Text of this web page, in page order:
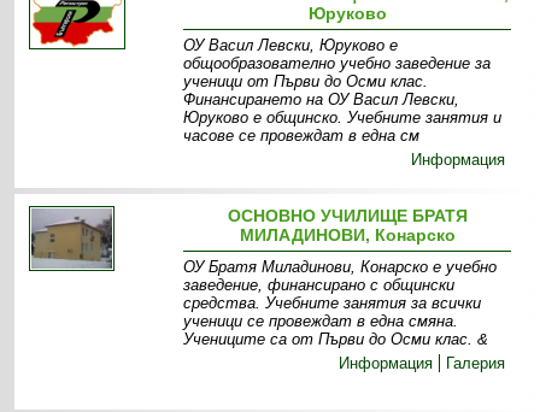
Юруково
ОУ Васил Левски, Юруково е
общообразователно учебно заведение за
ученици от Първи до Осми клас.
Финансирането на ОУ Васил Левски,
Юруково е общинско. Учебните занятия и
часове се провеждат в една см
Информация
ОСНОВНО УЧИЛИЩЕ БРАТЯ
МИЛАДИНОВИ, Конарско
ОУ Братя Миладинови, Конарско е учебно
заведение, финансирано с общински
средства. Учебните занятия за всички
ученици се провеждат в една смяна.
Учениците са от Първи до Осми клас. &
Информация
Галерия